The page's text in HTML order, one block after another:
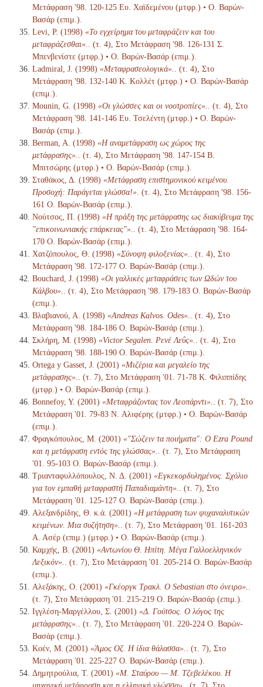
Μετάφραση '98. 120-125 Ευ. Χαϊδεμένου (μτφρ.) • Ο. Βαρών-
Βασάρ (επιμ.).
Levi, P. (1998) «Το εγχείρημα του μεταφράζειν και του
μεταφράζεσθαι».
. (τ. 4), Στο Μετάφραση '98. 126-131 Σ.
Μπενβενίστε (μτφρ.) • Ο. Βαρών-Βασάρ (επιμ.).
Ladmiral, J. (1998) «Μεταφρασεολογικά».
. (τ. 4), Στο
Μετάφραση '98. 132-140 Κ. Κολλέτ (μτφρ.) • Ο. Βαρών-Βασάρ
(επιμ.).
Mounin, G. (1998) «Οι γλώσσες και οι νοοτροπίες».
. (τ. 4), Στο
Μετάφραση '98. 141-146 Ευ. Τσελέντη (μτφρ.) • Ο. Βαρών-
Βασάρ (επιμ.).
Berman, A. (1998) «Η αναμετάφραση ως χώρος της
μετάφρασης».
. (τ. 4), Στο Μετάφραση '98. 147-154 Β.
Μπιτσώρης (μτφρ.) • Ο. Βαρών-Βασάρ (επιμ.).
Σταθάκος, Δ. (1998) «Μετάφραση επιστημονικού κειμένου.
Προσοχή: Παράγεται γλώσσα!» . (τ. 4), Στο Μετάφραση '98. 156-
161 Ο. Βαρών-Βασάρ (επιμ.).
Νούτσος, Π. (1998) «Η πράξη της μετάφρασης ως διακύβευμα της
"επικοινωνιακής επάρκειας"».
. (τ. 4), Στο Μετάφραση '98. 164-
170 Ο. Βαρών-Βασάρ (επιμ.).
Χατζόπουλος, Θ. (1998) «Σύνοψη φιλοξενίας».
. (τ. 4), Στο
Μετάφραση '98. 172-177 Ο. Βαρών-Βασάρ (επιμ.).
Bouchard, J. (1998) «Οι γαλλικές μεταφράσεις των Ωδών του
Κάλβου».
. (τ. 4), Στο Μετάφραση '98. 179-183 Ο. Βαρών-Βασάρ
(επιμ.).
Βλαβιανού, Α. (1998) «Andreas Kalvos. Odes».
. (τ. 4), Στο
Μετάφραση '98. 184-186 Ο. Βαρών-Βασάρ (επιμ.).
Σκλήρη, Μ. (1998) «Victor Segalen. Ρενέ Λεΰς».
. (τ. 4), Στο
Μετάφραση '98. 188-190 Ο. Βαρών-Βασάρ (επιμ.).
Ortega y Gasset, J. (2001) «Μιζέρια και μεγαλείο της
μετάφρασης».
. (τ. 7), Στο Μετάφραση '01. 71-78 K. Φιλιππίδης
(μτφρ.) • Ο. Βαρών-Βασάρ (επιμ.).
Bonnefoy, Y. (2001) «Μεταφράζοντας τον Λεοπάρντι».
. (τ. 7), Στο
Μετάφραση '01. 79-83 N. Αλιφέρης (μτφρ.) • Ο. Βαρών-Βασάρ
(επιμ.).
Φραγκόπουλος, Μ. (2001) «"Σώζειν τα ποιήματα": Ο Ezra Pound
και η μετάφραση εντός της γλώσσας».
. (τ. 7), Στο Μετάφραση
'01. 95-103 Ο. Βαρών-Βασάρ (επιμ.).
Τριανταφυλλόπουλος, Ν. Δ. (2001) «Εγκεκορδυλημένος. Σχόλιο
για τον εμπαθή μεταφραστή Παπαδιαμάντη».
. (τ. 7), Στο
Μετάφραση '01. 125-127 Ο. Βαρών-Βασάρ (επιμ.).
Αλεξανδρίδης, Θ. κ.ά. (2001) «Η μετάφραση των ψυχαναλυτικών
κειμένων. Μια συζήτηση».
. (τ. 7), Στο Μετάφραση '01. 161-203
Α. Ασέρ (επιμ.) (μτφρ.) • Ο. Βαρών-Βασάρ (επιμ.).
Καμχής, Β. (2001) «Αντωνίου Θ. Ηπίτη. Μέγα Γαλλοελληνικόν
Λεξικόν».
. (τ. 7), Στο Μετάφραση '01. 205-214 Ο. Βαρών-Βασάρ
(επιμ.).
Αλεξάκης, Ο. (2001) «Γκέοργκ Τρακλ. Ο Sebastian στο όνειρο».
(τ. 7), Στο Μετάφραση '01. 215-219 Ο. Βαρών-Βασάρ (επιμ.).
Ιγγλέση-Μαργέλλου, Σ. (2001) «Δ. Γούτσος. Ο λόγος της
μετάφρασης».
. (τ. 7), Στο Μετάφραση '01. 220-224 Ο. Βαρών-
Βασάρ (επιμ.).
Κοέν, Μ. (2001) «Άμος Οζ. Η ίδια θάλασσα».
. (τ. 7), Στο
Μετάφραση '01. 225-227 Ο. Βαρών-Βασάρ (επιμ.).
Δημητρούλια, Τ. (2001) «Μ. Σταύρου — Μ. Τζεβελέκου. Η